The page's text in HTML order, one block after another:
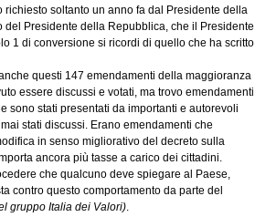
soltanto un anno fa dal Presidente della
Presidente della Repubblica, che il Presidente
1 di conversione si ricordi di quello che ha scritto
questi 147 emendamenti della maggioranza
essere discussi e votati, ma trovo emendamenti
sono stati presentati da importanti e autorevoli
stati discussi. Erano emendamenti che
in senso migliorativo del decreto sulla
ancora più tasse a carico dei cittadini.
che qualcuno deve spiegare al Paese,
contro questo comportamento da parte del
gruppo Italia dei Valori).